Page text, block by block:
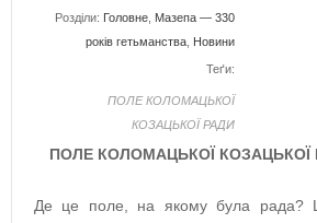
Розділи: Головне Мазепа — 330
років гетьманства Новини
Теґи:
ПОЛЕ КОЛОМАЦЬКОЇ
КОЗАЦЬКОЇ РАДИ
ПОЛЕ КОЛОМАЦЬКОЇ КОЗАЦЬКОЇ
Де це поле, на якому була рада?